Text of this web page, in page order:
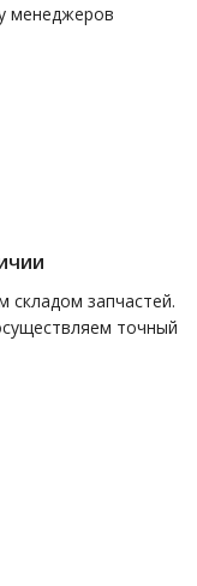
менеджеров
запчастей.
точный